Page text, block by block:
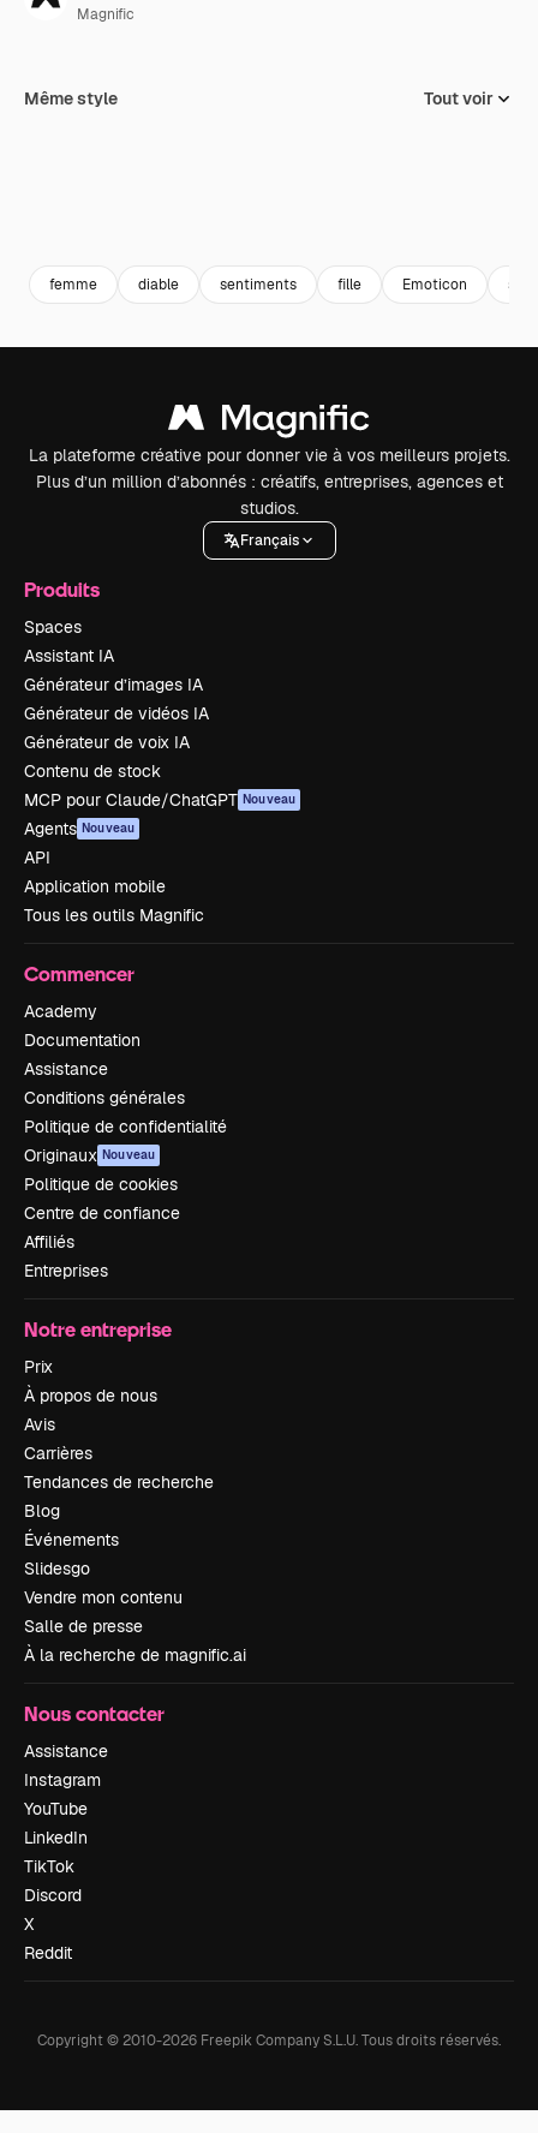
Magnific
Même style Tout voir
femme diable sentiments fille Emoticon
La plateforme créative pour donner vie à vos meilleurs projets.
Plus d’un million d’abonnés : créatifs, entreprises, agences et
studios.
Français
Produits
Spaces
Assistant IA
Générateur d’images IA
Générateur de vidéos IA
Générateur de voix IA
Contenu de stock
MCP pour Claude/ChatGPT Nouveau
Agents Nouveau
API
Application mobile
Tous les outils Magnific
Commencer
Academy
Documentation
Assistance
Conditions générales
Politique de confidentialité
Originaux Nouveau
Politique de cookies
Centre de confiance
Affiliés
Entreprises
Notre entreprise
Prix
À propos de nous
Avis
Carrières
Tendances de recherche
Blog
Événements
Slidesgo
Vendre mon contenu
Salle de presse
À la recherche de magnific.ai
Nous contacter
Assistance
Instagram
YouTube
LinkedIn
TikTok
Discord
X
Reddit
Copyright © 2010-2026 Freepik Company S.L.U.Tous droits réservés.